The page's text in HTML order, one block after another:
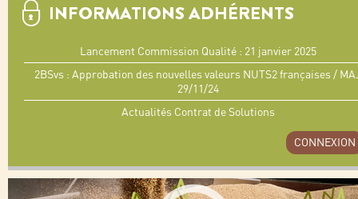
INFORMATIONS ADHÉRENTS
Lancement Commission Qualité : 21 janvier 2025
2BSvs : Approbation des nouvelles valeurs NUTS2 françaises /
29/11/24
Actualités Contrat de Solutions
CONNEXION